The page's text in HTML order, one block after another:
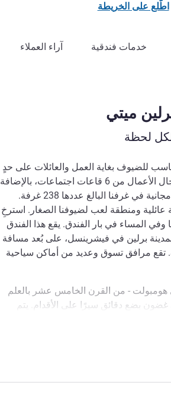
اطّلع على الخريطة
خدمات فندقية آراء العملاء
لحظة
للضيوف بغاية العمل والعائلات على حدٍ
سواء. يستفيد المسافرون من رجال الأعمال من 6 قاعات اجتماعات، بالإضافة
إلى مساحات عمل وخدمة WIFI مجانية في غرفنا البالغ عددها 238 غرفة.
بالنسبة للعائلات، نقدم 152 غرفة عائلية ومنطقة لعب لضيوفنا الصغار. ‏‫استرخِ
المساء في بار الفندق. يقع هذا الفندق
بمدينة برلين في فيشرينسل، على بُعد مسافة
مرافق تسوق وعديد من أماكن سياحية
هومبولت - من القرن الخامس عشر بالعلم
غضون بضع دقائق سيرًا على الأقدام. يتم
برلين وجزيرة المتاحف من فندق نوفوتيل